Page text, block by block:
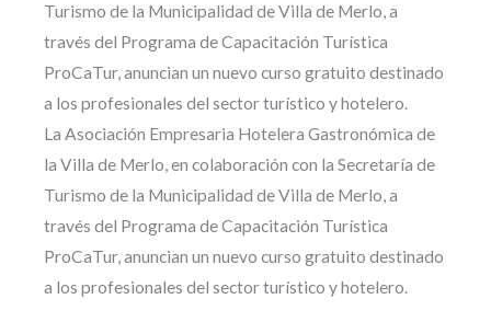
Turismo de la Municipalidad de Villa de Merlo, a
través del Programa de Capacitación Turística
ProCaTur, anuncian un nuevo curso gratuito destinado
a los profesionales del sector turístico y hotelero.
La Asociación Empresaria Hotelera Gastronómica de
la Villa de Merlo, en colaboración con la Secretaría de
Turismo de la Municipalidad de Villa de Merlo, a
través del Programa de Capacitación Turística
ProCaTur, anuncian un nuevo curso gratuito destinado
a los profesionales del sector turístico y hotelero.